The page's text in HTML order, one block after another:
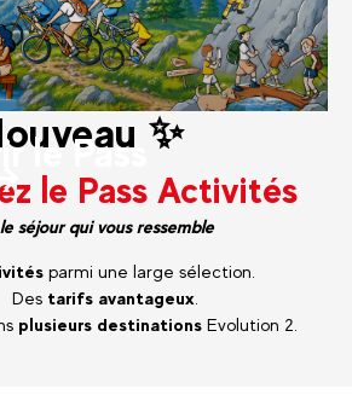
✨
le Pass Activités
séjour qui vous ressemble
parmi une large sélection.
Des tarifs avantageux
plusieurs destinationsEvolution 2.
le Pass